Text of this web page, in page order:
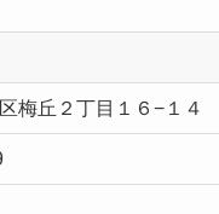
梅丘２丁目１６−１４